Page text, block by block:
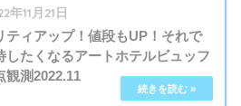
年11月21日
ティアップ！値段もUP！それで
したくなるアートホテルビュッフ
観測2022.11